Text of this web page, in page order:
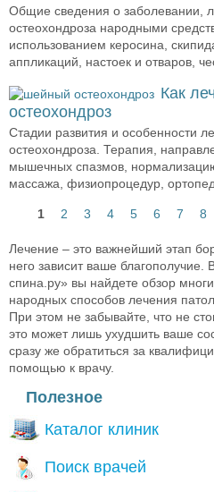
Общие сведения о заболевании,
остеохондроза народными
использованием керосина,
аппликаций, настоек и отваров,
Как
остеохондроз
Стадии развития и особенности
остеохондроза. Терапия,
мышечных спазмов,
массажа, физиопроцедур,
1 2 3 4 5 6 7 8
Лечение – это важнейший этап
него зависит ваше
спина.ру» вы найдете обзор
народных способов лечения
При этом не забывайте, что не
это может лишь ухудшить ваше
сразу же обратиться за
помощью к врачу.
Полезное
Каталог клиник
Поиск врачей